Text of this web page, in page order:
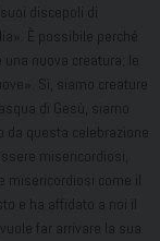
discepoli di
È possibile perché
nuova creatura; le
Sì, siamo creature
di Gesù, siamo
da questa celebrazione
misericordiosi,
misericordiosi come il
e ha affidato a noi il
far arrivare la sua